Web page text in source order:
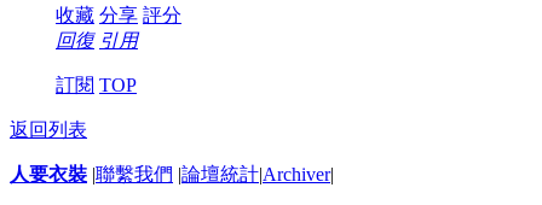
收藏 分享 評分
回復 引用
訂閱 TOP
返回列表
人要衣裝 |聯繫我們 |論壇統計|Archiver|